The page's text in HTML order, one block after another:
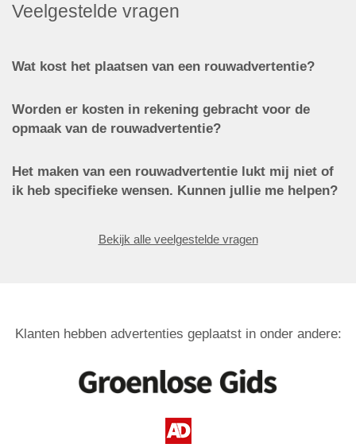
Veelgestelde vragen
Wat kost het plaatsen van een rouwadvertentie?
Worden er kosten in rekening gebracht voor de
opmaak van de rouwadvertentie?
Het maken van een rouwadvertentie lukt mij niet of
ik heb specifieke wensen. Kunnen jullie me helpen?
Bekijk alle veelgestelde vragen
Klanten hebben advertenties geplaatst in onder andere: